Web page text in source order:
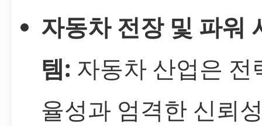
자동차 전장 및 파워
템: 자동차 산업은 전
율성과 엄격한 신뢰